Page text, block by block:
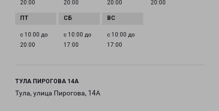
20:00
20:00
20:00
20:00
с 10:00 до
20:00
с 10:00 до
17:00
с 10:00 до
17:00
ТУЛА ПИРОГОВА 14А
Тула, улица Пирогова, 14А